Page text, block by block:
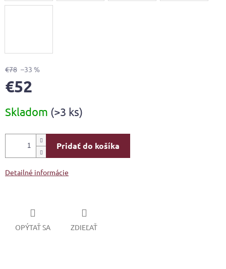
€78 –33 %
€52
cena:
Skladom (>3 ks)
Pridať do košíka
Detailné informácie
OPÝTAŤ SA ZDIEĽAŤ